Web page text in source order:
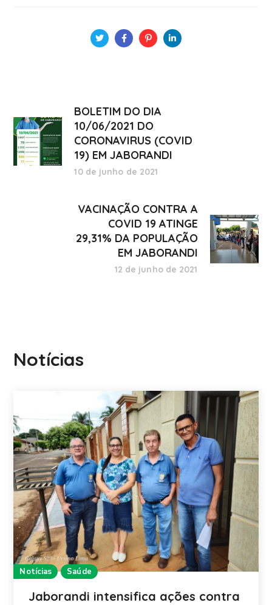
BOLETIM DO DIA
10/06/2021 DO
CORONAVIRUS (COVID
19) EM JABORANDI
10 de junho de 2021
VACINAÇÃO CONTRA A
COVID 19 ATINGE
29,31% DA POPULAÇÃO
EM JABORANDI
12 de junho de 2021
Notícias
Notícias Saúde
Jaborandi intensifica ações contra